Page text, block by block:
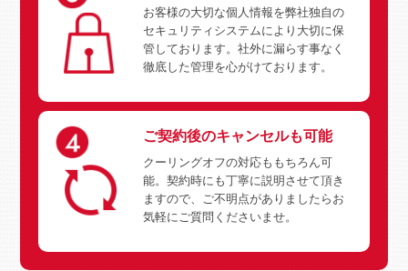
お客様の大切な個人情報を弊社独自の
セキュリティシステムにより大切に保
管しております。社外に漏らす事なく
徹底した管理を心がけております。
ご契約後のキャンセルも可能
クーリングオフの対応ももちろん可
能。契約時にも丁寧に説明させて頂き
ますので、ご不明点がありましたらお
気軽にご質問くださいませ。